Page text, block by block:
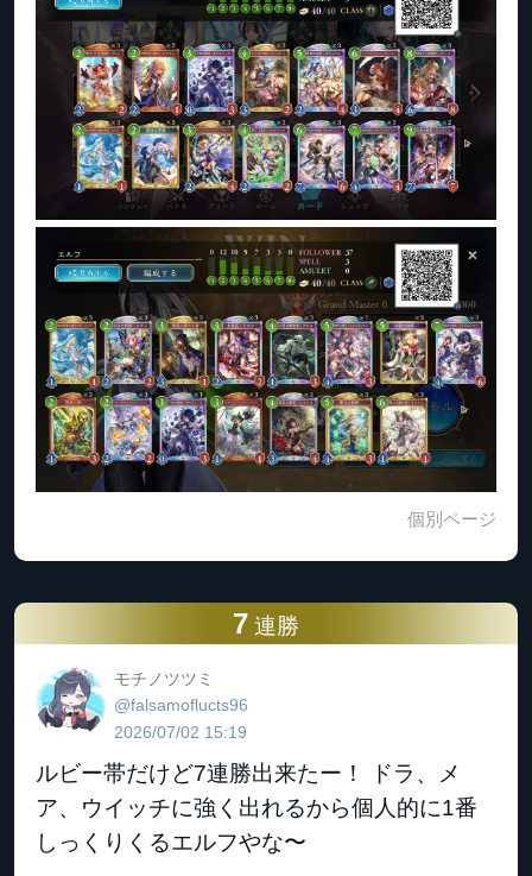
個別ページ
7 連勝
モチノツツミ
@falsamoflucts96
2026/07/02 15:19
ルビー帯だけど7連勝出来たー！ ドラ、メ
ア、ウイッチに強く出れるから個人的に1番
しっくりくるエルフやな〜